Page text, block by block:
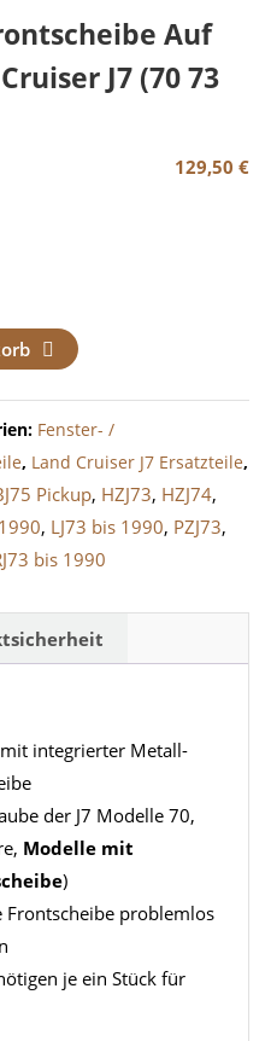
Auf
J7 (70 73
129,50€
Fenster- /
, Land Cruiser J7 Ersatzteile,
Pickup, HZJ73, HZJ74,
, LJ73 bis 1990, PZJ73,
bis 1990
integrierter Metall-
der J7 Modelle 70,
Modelle mit
)
Frontscheibe problemlos
je ein Stück für